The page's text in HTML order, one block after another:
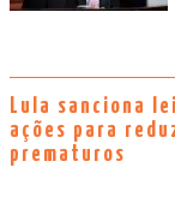
Lula sanciona
ações para
prematuros